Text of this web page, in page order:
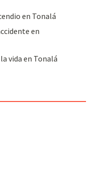
en Tonalá
en
vida en Tonalá